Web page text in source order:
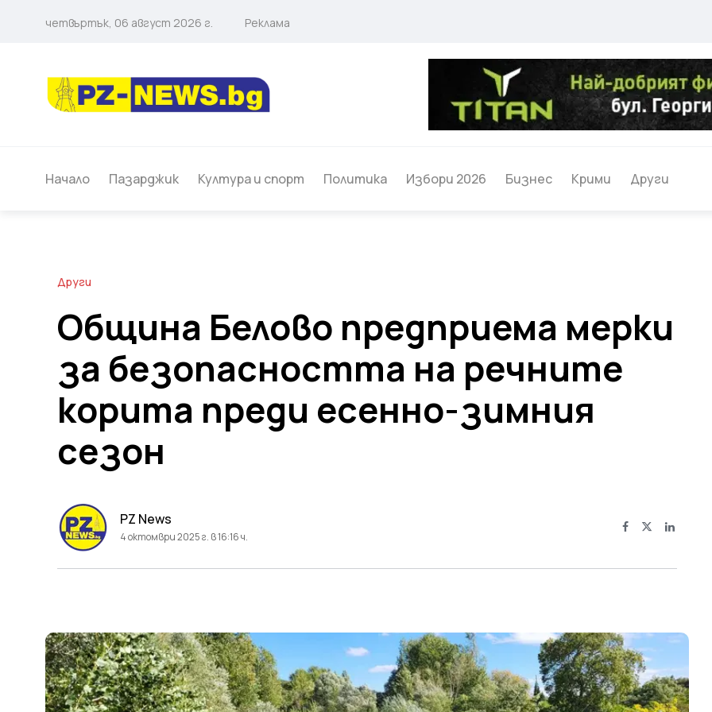
четвъртък, 06 август 2026 г. Реклама
Начало Пазарджик Култура и спорт Политика Избори 2026 Бизнес Крими Други
Други
Община Белово предприема мерки
за безопасността на речните
корита преди есенно-зимния
сезон
PZ News
4 октомври 2025 г. в 16:16 ч.